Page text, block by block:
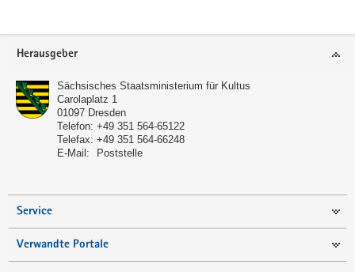
Service
Herausgeber
Sächsisches Staatsministerium für Kultus
Carolaplatz 1
01097 Dresden
Telefon: +49 351 564-65122
Telefax: +49 351 564-66248
E-Mail:
Poststelle
Service
Verwandte Portale